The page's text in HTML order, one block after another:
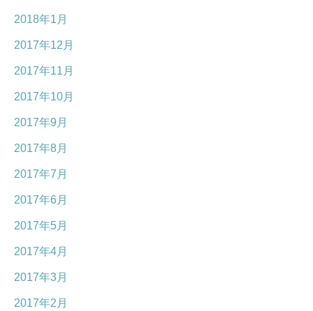
2018年1月
2017年12月
2017年11月
2017年10月
2017年9月
2017年8月
2017年7月
2017年6月
2017年5月
2017年4月
2017年3月
2017年2月